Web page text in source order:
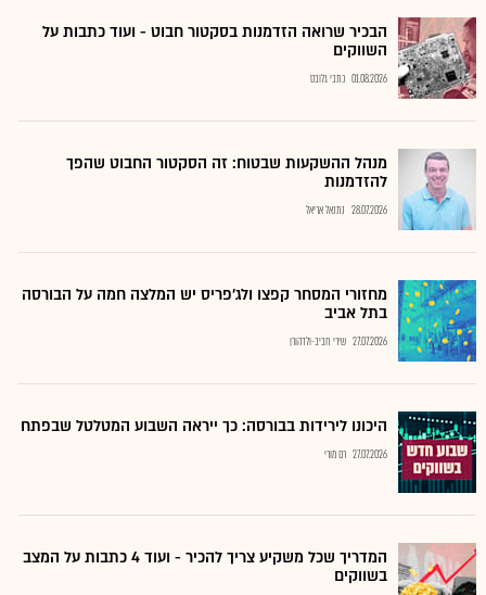
הבכיר שרואה הזדמנות בסקטור חבוט - ועוד כתבות על
השווקים
01.08.2026 כתבי גלובס
מנהל ההשקעות שבטוח: זה הסקטור החבוט שהפך
להזדמנות
28.07.2026 נתנאל אריאל
מחזורי המסחר קפצו ולג'פריס יש המלצה חמה על הבורסה
בתל אביב
27.07.2026 שירי חביב-ולדהורן
היכונו לירידות בבורסה: כך ייראה השבוע המטלטל שבפתח
27.07.2026 רם מורי
המדריך שכל משקיע צריך להכיר - ועוד 4 כתבות על המצב
בשווקים